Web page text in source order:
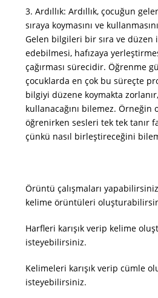
3. Ardıllık: Ardıllık, çocuğun
sıraya koymasını ve
Gelen bilgileri bir sıra ve düzen
edebilmesi, hafızaya
çağırması sürecidir. Öğrenme
çocuklarda en çok bu süreçte
bilgiyi düzene koymakta
kullanacağını bilemez. Örneğin
öğrenirken sesleri tek tek tanır
çünkü nasıl birleştireceğini
Örüntü çalışmaları
kelime örüntüleri
Harfleri karışık verip kelime
isteyebilirsiniz.
Kelimeleri karışık verip cümle
isteyebilirsiniz.